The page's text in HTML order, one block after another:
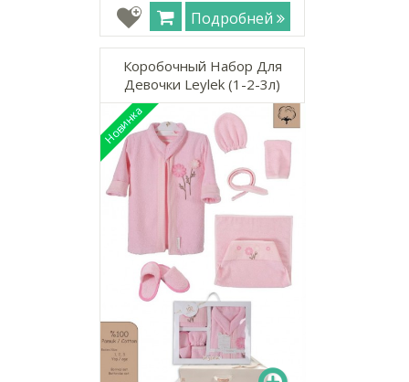
Подробней
Коробочный Набор Для
Девочки Leylek (1-2-3л)